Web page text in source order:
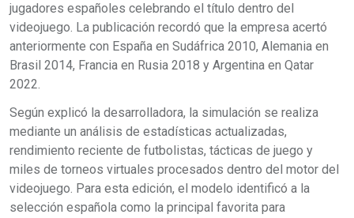
jugadores españoles celebrando el título dentro del
videojuego. La publicación recordó que la empresa acertó
anteriormente con España en Sudáfrica 2010, Alemania en
Brasil 2014, Francia en Rusia 2018 y Argentina en Qatar
2022.
Según explicó la desarrolladora, la simulación se realiza
mediante un análisis de estadísticas actualizadas,
rendimiento reciente de futbolistas, tácticas de juego y
miles de torneos virtuales procesados dentro del motor del
videojuego. Para esta edición, el modelo identificó a la
selección española como la principal favorita para